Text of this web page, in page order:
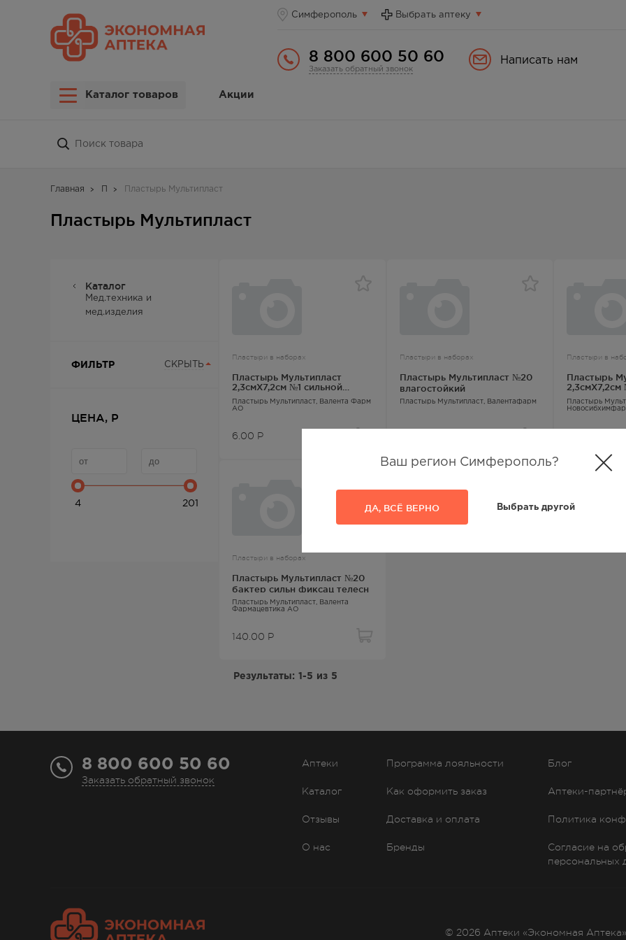
Симферополь
Ваш регион Симферополь?
ДА, ВСЁ ВЕРНО Выбрать другой
Выбрать аптеку
8 800 600 50 60
Заказать обратный звонок
Написать нам
Каталог товаров Акции
Главная Пластырь Мультипласт
Пластырь Мультипласт
Каталог
Мед.техника и
мед.изделия
ФИЛЬТР СКРЫТЬ
ЦЕНА, Р
4 201
Пластыри в наборах
Пластырь Мультипласт
2,3смX7,2см №1 сильной
фиксац
Пластырь Мультипласт, Валента Фарм
АО
6.00 Р
Пластыри в наборах
Пластырь Мультипласт №20
влагостойкий
Пластырь Мультипласт, Валентафарм
Пластыри в
Пластырь
2,3смX7,2см
сильн фикс
Пластырь
Пластыри в наборах
Пластырь Мультипласт №20
бактер сильн фиксац телесн
Пластырь Мультипласт, Валента
Фармацевтика АО
140.00 Р
Результаты: 1-5 из 5
8 800 600 50 60
Заказать обратный звонок
Аптеки
Каталог
Отзывы
О нас
Программа лояльности
Как оформить заказ
Доставка и оплата
Бренды
Блог
Аптеки-
Политика
Согласие на
персональных
© 2026 Аптеки «Экономная Аптека»